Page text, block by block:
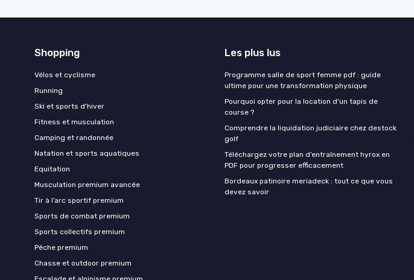
Shopping
Vélos et cyclisme
Running
Ski et sports d'hiver
Fitness et musculation
Camping et randonnée
Natation et sports aquatiques
Equitation
Musculation premium avancée
Tir à l’arc sportif premium
Sports de combat premium
Sports collectifs premium
Pêche premium
Chasse et outdoor premium
Les plus lus
Programme salle de sport femme pdf : guide
ultime pour une transformation physique
Pourquoi opter pour la location d'un tapis de
course ?
Comprendre la liquidation judiciaire chez destock
golf
Téléchargez votre plan d’entraînement hyrox en
PDF pour progresser efficacement
Bordeaux patinoire meriadeck : tout ce que vous
devez savoir